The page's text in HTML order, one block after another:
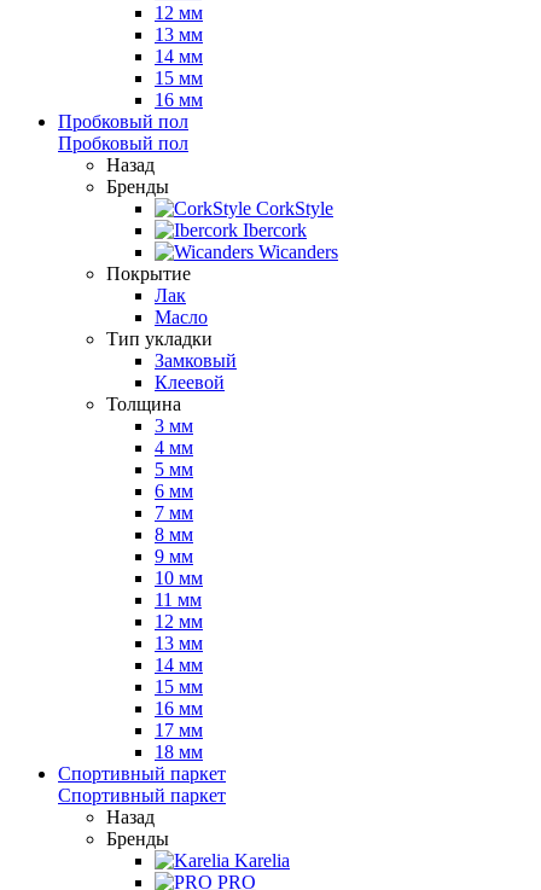
12 мм
13 мм
14 мм
15 мм
16 мм
Пробковый пол
Пробковый пол
Назад
Бренды
CorkStyle
Ibercork
Wicanders
Покрытие
Лак
Масло
Тип укладки
Замковый
Клеевой
Толщина
3 мм
4 мм
5 мм
6 мм
7 мм
8 мм
9 мм
10 мм
11 мм
12 мм
13 мм
14 мм
15 мм
16 мм
17 мм
18 мм
Спортивный паркет
Спортивный паркет
Назад
Бренды
Karelia
PRO